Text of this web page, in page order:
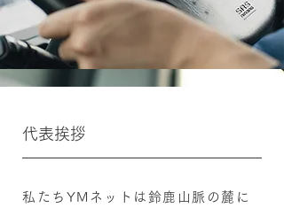
代表挨拶
私たちYMネットは鈴鹿山脈の麓に